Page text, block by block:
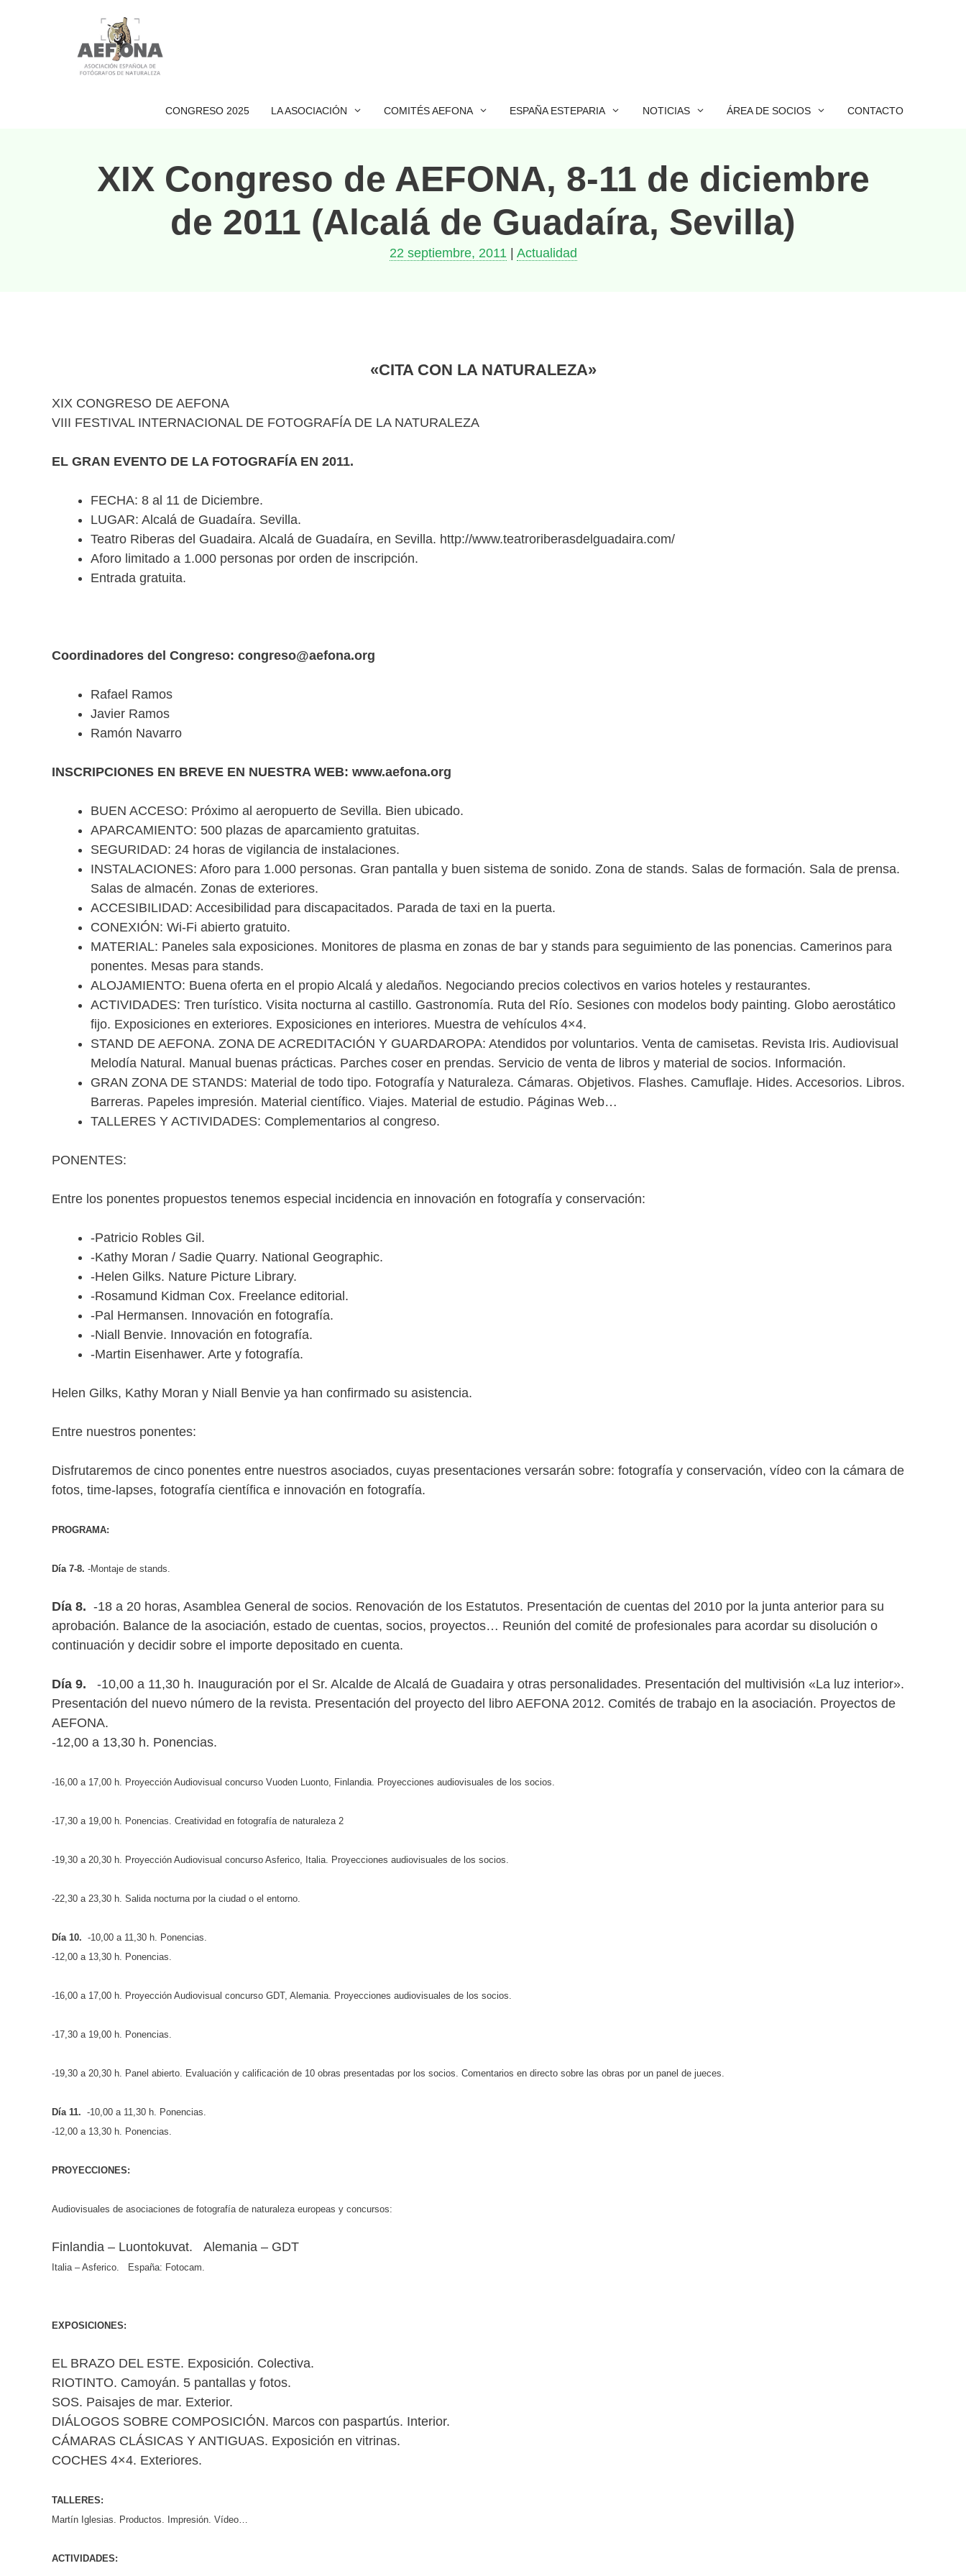
CONGRESO 2025 LA ASOCIACIÓN COMITÉS AEFONA ESPAÑA ESTEPARIA NOTICIAS ÁREA DE SOCIOS CONTACTO
XIX Congreso de AEFONA, 8-11 de diciembre
de 2011 (Alcalá de Guadaíra, Sevilla)
22 septiembre, 2011| Actualidad
«CITA CON LA NATURALEZA»
XIX CONGRESO DE AEFONA
VIII FESTIVAL INTERNACIONAL DE FOTOGRAFÍA DE LA NATURALEZA
EL GRAN EVENTO DE LA FOTOGRAFÍA EN 2011.
FECHA: 8 al 11 de Diciembre.
LUGAR: Alcalá de Guadaíra. Sevilla.
Teatro Riberas del Guadaira. Alcalá de Guadaíra, en Sevilla. http://www.teatroriberasdelguadaira.com/
Aforo limitado a 1.000 personas por orden de inscripción.
Entrada gratuita.
Coordinadores del Congreso: congreso@aefona.org
Rafael Ramos
Javier Ramos
Ramón Navarro
INSCRIPCIONES EN BREVE EN NUESTRA WEB: www.aefona.org
BUEN ACCESO: Próximo al aeropuerto de Sevilla. Bien ubicado.
APARCAMIENTO: 500 plazas de aparcamiento gratuitas.
SEGURIDAD: 24 horas de vigilancia de instalaciones.
INSTALACIONES: Aforo para 1.000 personas. Gran pantalla y buen sistema de sonido. Zona de stands. Salas de formación. Sala de prensa.
Salas de almacén. Zonas de exteriores.
ACCESIBILIDAD: Accesibilidad para discapacitados. Parada de taxi en la puerta.
CONEXIÓN: Wi-Fi abierto gratuito.
MATERIAL: Paneles sala exposiciones. Monitores de plasma en zonas de bar y stands para seguimiento de las ponencias. Camerinos para
ponentes. Mesas para stands.
ALOJAMIENTO: Buena oferta en el propio Alcalá y aledaños. Negociando precios colectivos en varios hoteles y restaurantes.
ACTIVIDADES: Tren turístico. Visita nocturna al castillo. Gastronomía. Ruta del Río. Sesiones con modelos body painting. Globo aerostático
fijo. Exposiciones en exteriores. Exposiciones en interiores. Muestra de vehículos 4×4.
STAND DE AEFONA. ZONA DE ACREDITACIÓN Y GUARDAROPA: Atendidos por voluntarios. Venta de camisetas. Revista Iris. Audiovisual
Melodía Natural. Manual buenas prácticas. Parches coser en prendas. Servicio de venta de libros y material de socios. Información.
GRAN ZONA DE STANDS: Material de todo tipo. Fotografía y Naturaleza. Cámaras. Objetivos. Flashes. Camuflaje. Hides. Accesorios. Libros.
Barreras. Papeles impresión. Material científico. Viajes. Material de estudio. Páginas Web…
TALLERES Y ACTIVIDADES: Complementarios al congreso.
PONENTES:
Entre los ponentes propuestos tenemos especial incidencia en innovación en fotografía y conservación:
-Patricio Robles Gil.
-Kathy Moran / Sadie Quarry. National Geographic.
-Helen Gilks. Nature Picture Library.
-Rosamund Kidman Cox. Freelance editorial.
-Pal Hermansen. Innovación en fotografía.
-Niall Benvie. Innovación en fotografía.
-Martin Eisenhawer. Arte y fotografía.
Helen Gilks, Kathy Moran y Niall Benvie ya han confirmado su asistencia.
Entre nuestros ponentes:
Disfrutaremos de cinco ponentes entre nuestros asociados, cuyas presentaciones versarán sobre: fotografía y conservación, vídeo con la cámara de
fotos, time-lapses, fotografía científica e innovación en fotografía.
PROGRAMA:
Día 7-8. -Montaje de stands.
Día 8. -18 a 20 horas, Asamblea General de socios. Renovación de los Estatutos. Presentación de cuentas del 2010 por la junta anterior para su
aprobación. Balance de la asociación, estado de cuentas, socios, proyectos… Reunión del comité de profesionales para acordar su disolución o
continuación y decidir sobre el importe depositado en cuenta.
Día 9.
-10,00 a 11,30 h. Inauguración por el Sr. Alcalde de Alcalá de Guadaira y otras personalidades. Presentación del multivisión «La luz interior».
Presentación del nuevo número de la revista. Presentación del proyecto del libro AEFONA 2012. Comités de trabajo en la asociación. Proyectos de
AEFONA.
-12,00 a 13,30 h. Ponencias.
-16,00 a 17,00 h. Proyección Audiovisual concurso Vuoden Luonto, Finlandia. Proyecciones audiovisuales de los socios.
-17,30 a 19,00 h. Ponencias. Creatividad en fotografía de naturaleza 2
-19,30 a 20,30 h. Proyección Audiovisual concurso Asferico, Italia. Proyecciones audiovisuales de los socios.
-22,30 a 23,30 h. Salida nocturna por la ciudad o el entorno.
Día 10. -10,00 a 11,30 h. Ponencias.
-12,00 a 13,30 h. Ponencias.
-16,00 a 17,00 h. Proyección Audiovisual concurso GDT, Alemania. Proyecciones audiovisuales de los socios.
-17,30 a 19,00 h. Ponencias.
-19,30 a 20,30 h. Panel abierto. Evaluación y calificación de 10 obras presentadas por los socios. Comentarios en directo sobre las obras por un panel de jueces.
Día 11. -10,00 a 11,30 h. Ponencias.
-12,00 a 13,30 h. Ponencias.
PROYECCIONES:
Audiovisuales de asociaciones de fotografía de naturaleza europeas y concursos:
Finlandia – Luontokuvat. Alemania – GDT
Italia – Asferico. España: Fotocam.
EXPOSICIONES:
EL BRAZO DEL ESTE. Exposición. Colectiva.
RIOTINTO. Camoyán. 5 pantallas y fotos.
SOS. Paisajes de mar. Exterior.
DIÁLOGOS SOBRE COMPOSICIÓN. Marcos con paspartús. Interior.
CÁMARAS CLÁSICAS Y ANTIGUAS. Exposición en vitrinas.
COCHES 4×4. Exteriores.
TALLERES:
Martín Iglesias. Productos. Impresión. Vídeo…
ACTIVIDADES: